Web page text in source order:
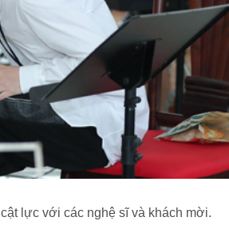
cật lực với các nghệ sĩ và khách mời.